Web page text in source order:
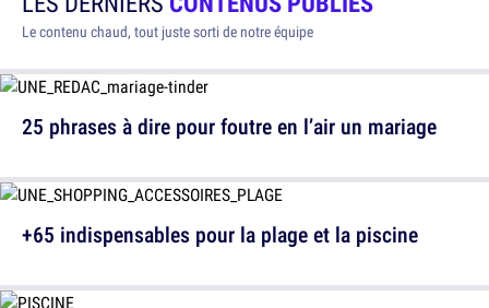
Le contenu chaud, tout juste sorti de notre équipe
25 phrases à dire pour foutre en l’air un mariage
+65 indispensables pour la plage et la piscine